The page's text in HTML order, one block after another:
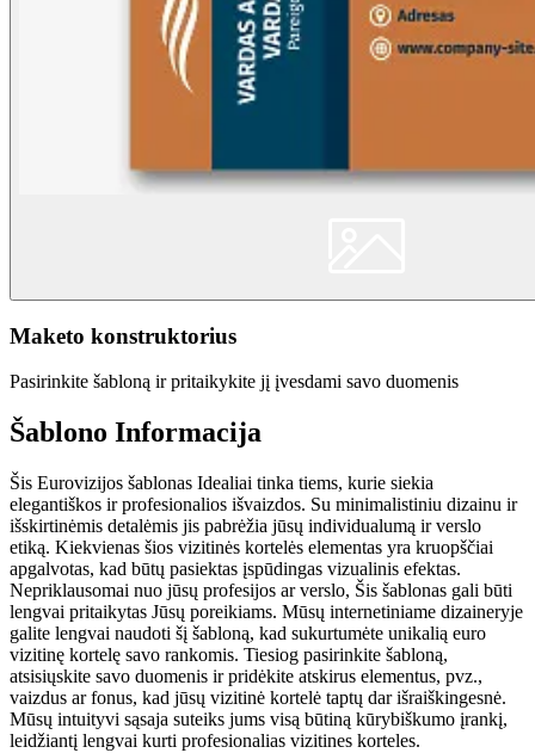
Maketo konstruktorius
Pasirinkite šabloną ir pritaikykite jį įvesdami savo duomenis
Šablono Informacija
Šis Eurovizijos šablonas Idealiai tinka tiems, kurie siekia
elegantiškos ir profesionalios išvaizdos. Su minimalistiniu dizainu ir
išskirtinėmis detalėmis jis pabrėžia jūsų individualumą ir verslo
etiką. Kiekvienas šios vizitinės kortelės elementas yra kruopščiai
apgalvotas, kad būtų pasiektas įspūdingas vizualinis efektas.
Nepriklausomai nuo jūsų profesijos ar verslo, Šis šablonas gali būti
lengvai pritaikytas Jūsų poreikiams. Mūsų internetiniame dizaineryje
galite lengvai naudoti šį šabloną, kad sukurtumėte unikalią euro
vizitinę kortelę savo rankomis. Tiesiog pasirinkite šabloną,
atsisiųskite savo duomenis ir pridėkite atskirus elementus, pvz.,
vaizdus ar fonus, kad jūsų vizitinė kortelė taptų dar išraiškingesnė.
Mūsų intuityvi sąsaja suteiks jums visą būtiną kūrybiškumo įrankį,
leidžiantį lengvai kurti profesionalias vizitines korteles.